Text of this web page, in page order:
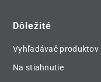
Dôležité
Vyhľadávač produktov
Na stiahnutie